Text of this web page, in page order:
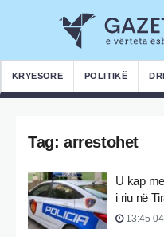
KRYESORE POLITIKË
Tag: arrestohet
U kap
i riu në
13:45